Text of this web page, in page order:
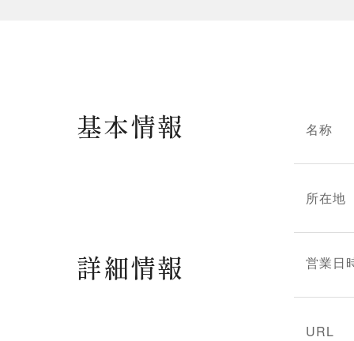
基本情報 名称
所在地
詳細情報 営業日
URL